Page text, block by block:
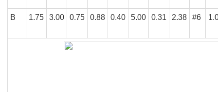
B 1.75 3.00 0.75 0.88 0.40 5.00 0.31 2.38 #6